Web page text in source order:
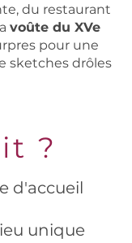
d'accueil
unique
du restaurant
voûte du XVe
pour une
sketches drôles
?
la cité de
dédiée à son
Cyrano